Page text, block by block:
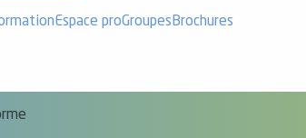
Espace proGroupes Brochures